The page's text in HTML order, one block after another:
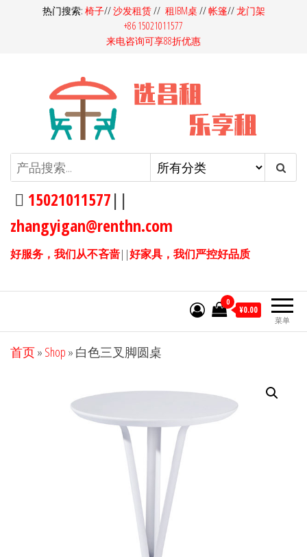
热门搜索: 椅子//沙发租赁// 租IBM桌 //帐篷//龙门架
+86 15021011577
来电咨询可享88折优惠
昌租会务家具租赁-桌椅租赁-高档
沙发租赁-吧桌吧椅租赁-展览展会
家具租赁
昌租会务一站式家具租赁平
台，多快好省选昌租会务！同
15021011577||
zhangyigan@renthn.com
好服务，我们从不吝啬||好家具，我们严控好品质
菜单
0
¥0.00
首页» Shop » 白色三叉脚圆桌